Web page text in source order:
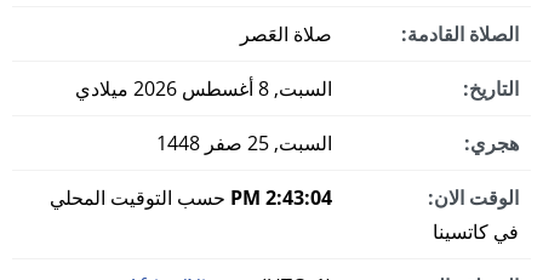
الصلاة القادمة: صلاة العَصر
التاريخ: السبت, 8 أغسطس 2026 ميلادي
هجري: السبت, 25 صفر 1448
الوقت الان: 2:43:05 PM
حسب التوقيت المحلي
في كاتسينا